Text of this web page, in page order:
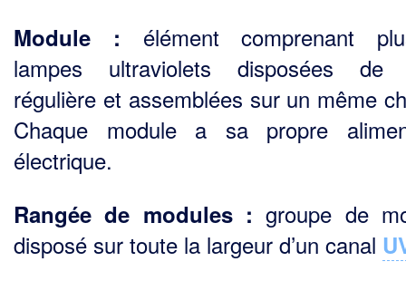
Module : élément comprenant
lampes ultraviolets disposées de
régulière et assemblées sur un même
Chaque module a sa propre
électrique.
Rangée de modules : groupe de
disposé sur toute la largeur d’un canal